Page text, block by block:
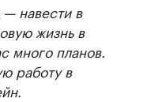
— навести в
жизнь в
много планов.
работу в